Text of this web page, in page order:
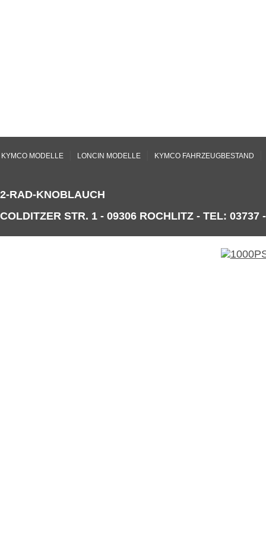
KYMCO MODELLE LONCIN MODELLE KYMCO FAHRZEUGBESTAND
2-RAD-KNOBLAUCH
COLDITZER STR. 1 - 09306 ROCHLITZ - TEL: 03737